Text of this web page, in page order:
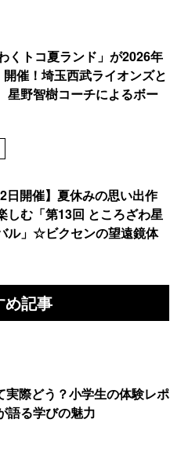
くトコ夏ランド」が2026年
催！埼玉西武ライオンズと
星野智樹コーチによるボー
日開催】夏休みの思い出作
しむ「第13回 ところざわ星
ル」☆ビクセンの望遠鏡体
め記事
実際どう？小学生の体験レポ
語る学びの魅力